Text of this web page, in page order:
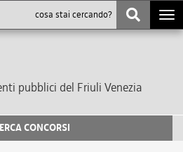
pubblici del Friuli Venezia
CONCORSI